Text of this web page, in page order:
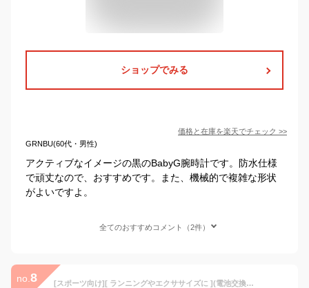
ショップでみる
価格と在庫を楽天でチェック >>
GRNBU(60代・男性)
アクティブなイメージの黒のBabyG腕時計です。防水仕様
で頑丈なので、おすすめです。また、機械的で複雑な形状
がよいですよ。
全てのおすすめコメント（2件）
no. 8 [スポーツ向け][ ランニングやエクササイズに ](電池交換不要) CASIO 腕時計 カシオ 時計 ジーミズ BABYG GMS レディース おしゃれ 防水 女性 向け MSG-W200G [ 夏 頑丈ベビーG ピンクゴールド 黒 白 ソーラー電波 デジタル ] 新生活 プレゼント ギフト クリスマス 2024 旅行